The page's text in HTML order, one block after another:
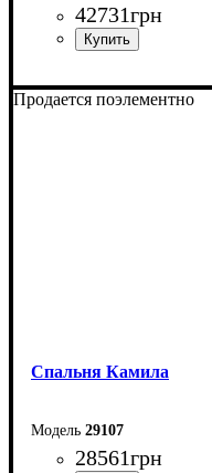
42731грн
Продается поэлементно
Спальня Камила
29107
28561грн